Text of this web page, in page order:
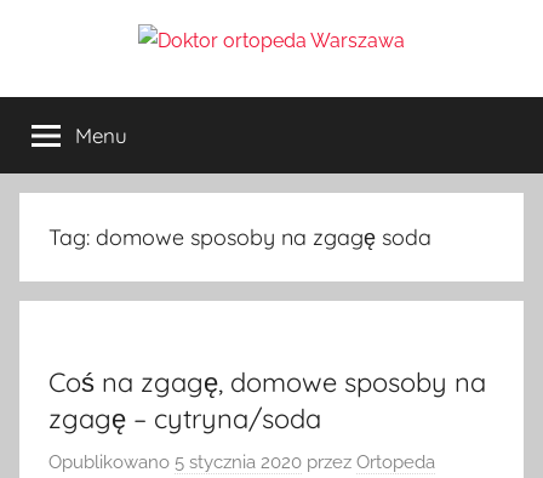
Doktor
ortopeda
Warszawa
usg
Warszawa,
ginekolog,
urolog,
Menu
Tag: domowe sposoby na zgagę soda
Coś na zgagę, domowe sposoby na
zgagę – cytryna/soda
Opublikowano 5 stycznia 2020 przez Ortopeda